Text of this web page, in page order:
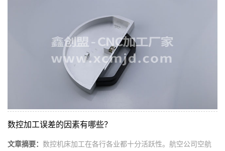
数控加工误差的因素有哪些？
文章摘要： 数控机床加工在各行各业都十分活跃性。航空公司空航